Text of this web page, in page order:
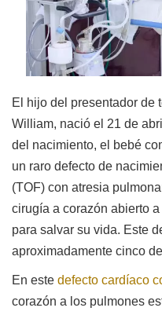
El hijo del presentador de
William, nació el 21 de
del nacimiento, el bebé
un raro defecto de
(TOF) con atresia
cirugía a corazón abierto
para salvar su vida. Este
aproximadamente cinco
En este defecto cardíaco
corazón a los pulmones